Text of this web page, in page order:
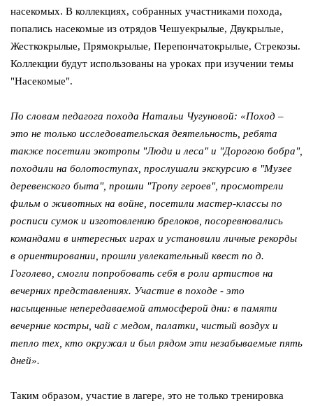
насекомых. В коллекциях, собранных участниками похода,
попались насекомые из отрядов Чешуекрылые, Двукрылые,
Жесткокрылые, Прямокрылые, Перепончатокрылые, Стрекозы.
Коллекции будут использованы на уроках при изучении темы
"Насекомые".
По словам педагога похода Натальи Чугуновой: «Поход –
это не только исследовательская деятельность, ребята
также посетили экотропы "Люди и леса" и "Дорогою бобра",
походили на болотоступах, прослушали экскурсию в "Музее
деревенского быта", прошли "Тропу героев", просмотрели
фильм о животных на войне, посетили мастер-классы по
росписи сумок и изготовлению брелоков, посоревновались
командами в интересных играх и установили личные рекорды
в ориентировании, прошли увлекательный квест по д.
Гоголево, смогли попробовать себя в роли артистов на
вечерних представлениях. Участие в походе - это
насыщенные непередаваемой атмосферой дни: в памяти
вечерние костры, чай с медом, палатки, чистый воздух и
тепло тех, кто окружал и был рядом эти незабываемые пять
дней».
Таким образом, участие в лагере, это не только тренировка